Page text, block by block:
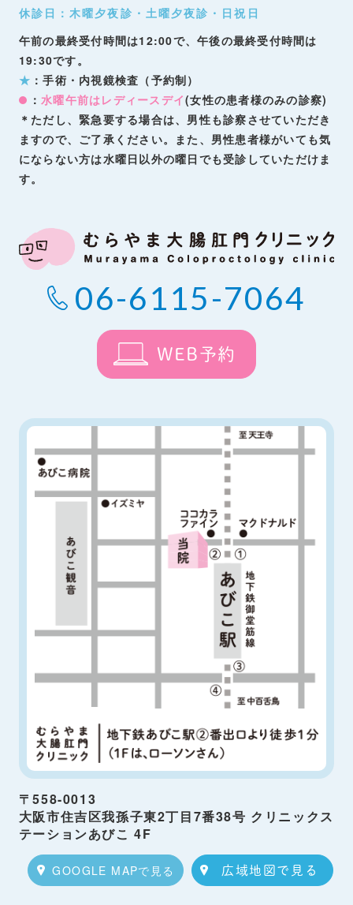
休診日：木曜夕夜診・土曜夕夜診・日祝日
午前の最終受付時間は12:00で、午後の最終受付時間は
19:30です。
★ ：手術・内視鏡検査（予約制）
： 水曜午前はレディースデイ(女性の患者様のみの診察)
＊ただし、緊急要する場合は、男性も診察させていただき
ますので、ご了承ください。また、男性患者様がいても気
にならない方は水曜日以外の曜日でも受診していただけま
す。
06-6115-7064
WEB予約
〒558-0013
大阪市住吉区我孫子東2丁目7番38号 クリニックス
テーションあびこ 4F
GOOGLE MAPで見る 広域地図で見る